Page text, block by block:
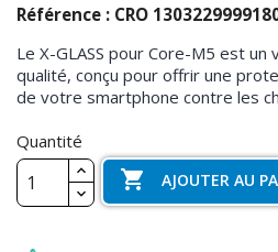
Référence : CRO
Le X-GLASS pour Core-M5 est
qualité, conçu pour offrir une
de votre smartphone contre les
Quantité
 AJOUTER AU